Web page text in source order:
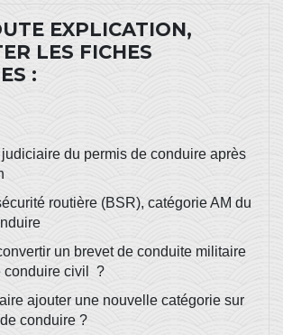
EXPLICATION,
LES FICHES
:
du permis de conduire après
routière (BSR), catégorie AM du
un brevet de conduite militaire
conduire civil ?
ajouter une nouvelle catégorie sur
conduire ?